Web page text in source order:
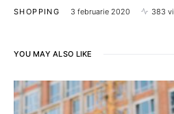
SHOPPING 3 februarie 2020 383
YOU MAY ALSO LIKE